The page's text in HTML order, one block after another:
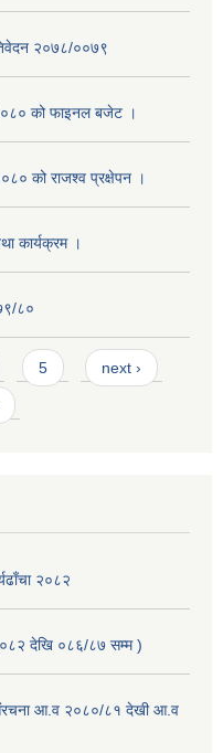
२०७८/००७९
को फाइनल बजेट ।
को राजश्व प्रक्षेपन ।
कार्यक्रम ।
८०
5 next ›
२०८२
देखि ०८६/८७ सम्म )
संरचना आ.व २०८०/८१ देखी आ.व